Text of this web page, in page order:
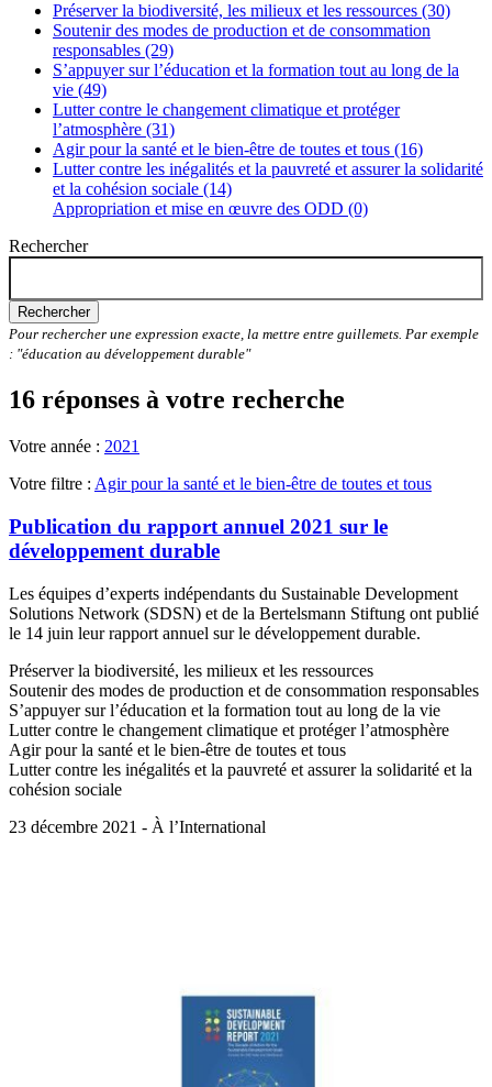
Préserver la biodiversité, les milieux et les ressources (30)
Soutenir des modes de production et de consommation
responsables (29)
S’appuyer sur l’éducation et la formation tout au long de la
vie (49)
Lutter contre le changement climatique et protéger
l’atmosphère (31)
Agir pour la santé et le bien-être de toutes et tous (16)
Lutter contre les inégalités et la pauvreté et assurer la solidarité
et la cohésion sociale (14)
Appropriation et mise en œuvre des ODD (0)
Rechercher
Rechercher
Pour rechercher une expression exacte, la mettre entre guillemets. Par exemple
: "éducation au développement durable"
16 réponses à votre recherche
Votre année : 2021
Votre filtre : Agir pour la santé et le bien-être de toutes et tous
Publication du rapport annuel 2021 sur le
développement durable
Les équipes d’experts indépendants du Sustainable Development
Solutions Network (SDSN) et de la Bertelsmann Stiftung ont publié
le 14 juin leur rapport annuel sur le développement durable.
Préserver la biodiversité, les milieux et les ressources
Soutenir des modes de production et de consommation responsables
S’appuyer sur l’éducation et la formation tout au long de la vie
Lutter contre le changement climatique et protéger l’atmosphère
Agir pour la santé et le bien-être de toutes et tous
Lutter contre les inégalités et la pauvreté et assurer la solidarité et la
cohésion sociale
23 décembre 2021 - À l’International